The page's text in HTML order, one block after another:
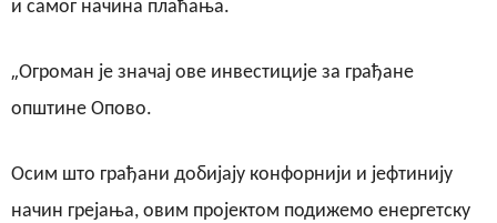
и самог начина плаћања.
„Огроман је значај ове инвестиције за грађане
општине Опово.
Осим што грађани добијају конфорнији и јефтинију
начин грејања, овим пројектом подижемо енергетску